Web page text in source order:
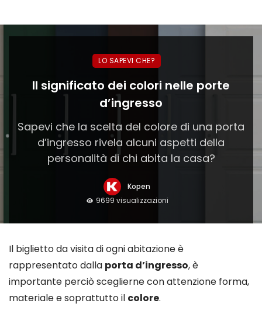
LO SAPEVI CHE?
Il significato dei colori nelle porte
d’ingresso
Sapevi che la scelta del colore di una porta
d’ingresso rivela alcuni aspetti della
personalità di chi abita la casa?
Kopen
9699 visualizzazioni
Il biglietto da visita di ogni abitazione è
rappresentato dalla porta d’ingresso, è
importante perciò sceglierne con attenzione forma,
materiale e soprattutto il colore.